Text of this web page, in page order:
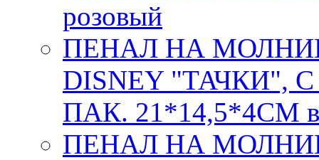
розовый
ПЕНАЛ НА
DISNEY "ТАЧКИ",
ПАК. 21*14,5*4СМ в
ПЕНАЛ НА